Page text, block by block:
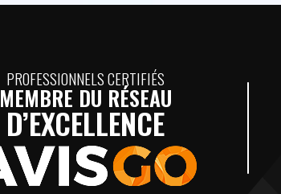
PROFESSIONNELS CERTIFIÉS
MEMBRE DU RÉSEAU
D’EXCELLENCE